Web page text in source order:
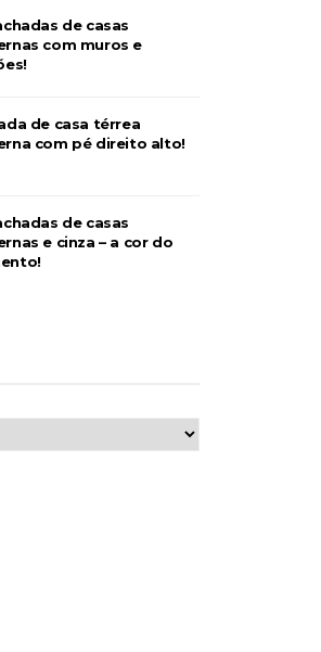
de casas
com muros e
de casa térrea
com pé direito alto!
de casas
e cinza – a cor do